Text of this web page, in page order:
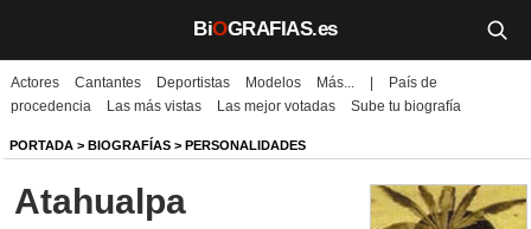
BiOGRAFIAS.es
Biografías
Películas
TV
Actores Cantantes Deportistas Modelos Más...
País de
procedencia
Las más vistas Las mejor votadas Sube tu biografía
PORTADA > BIOGRAFÍAS > PERSONALIDADES
Atahualpa